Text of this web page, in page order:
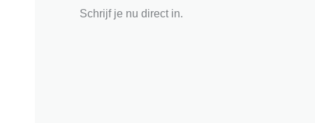
Schrijf je nu direct in.